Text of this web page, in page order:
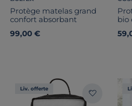
Protège matelas grand
confort absorbant
99,00 €
bio
Liv. offerte